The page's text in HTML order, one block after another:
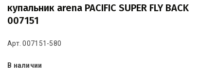
купальник arena PACIFIC SUPER FLY BACK
007151
Арт. 007151-580
В наличии